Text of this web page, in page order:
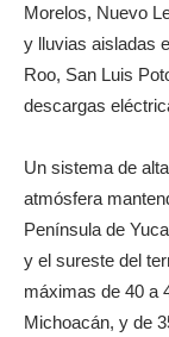
Morelos, Nuevo
y lluvias aisladas
Roo, San Luis
descargas
Un sistema de
atmósfera
Península de
y el sureste del
máximas de 40 a
Michoacán, y de